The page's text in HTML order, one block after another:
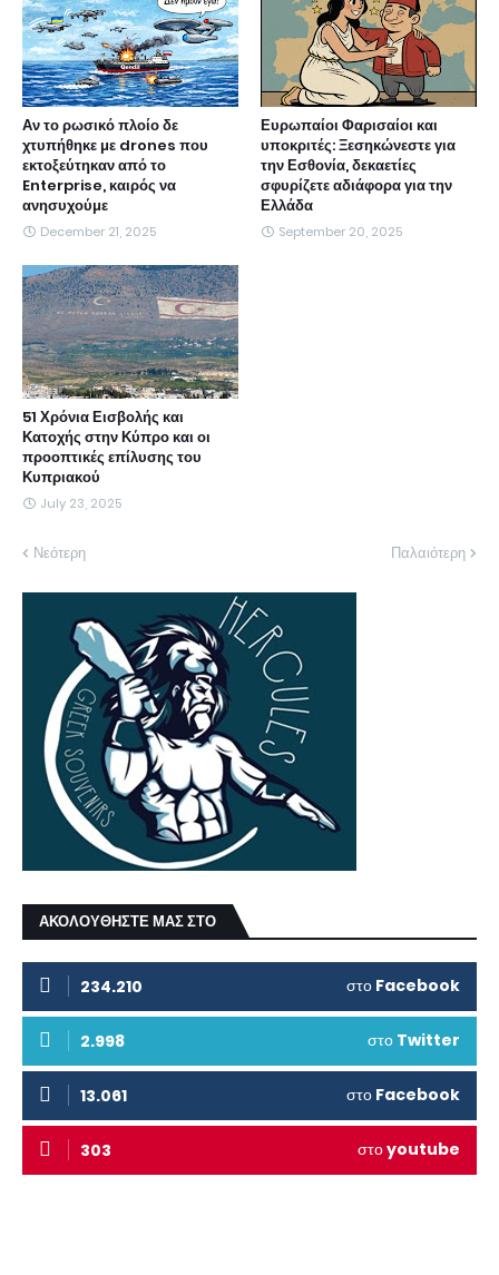
Αν το ρωσικό πλοίο δε
χτυπήθηκε με drones που
εκτοξεύτηκαν από το
Enterprise, καιρός να
ανησυχούμε
December 21, 2025
Ευρωπαίοι Φαρισαίοι και
υποκριτές: Ξεσηκώνεστε για
την Εσθονία, δεκαετίες
σφυρίζετε αδιάφορα για την
Ελλάδα
September 20, 2025
51 Χρόνια Εισβολής και
Κατοχής στην Κύπρο και οι
προοπτικές επίλυσης του
Κυπριακού
July 23, 2025
Νεότερη Παλαιότερη
ΑΚΟΛΟΥΘΗΣΤΕ ΜΑΣ ΣΤΟ
234.210 στο Facebook
2.998 στο Twitter
13.061 στο Facebook
303 στοyoutube